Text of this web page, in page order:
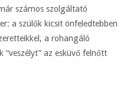
számos szolgáltató
a szülők kicsit önfeledtebben
a rohangáló
“veszélyt” az esküvő felnőtt